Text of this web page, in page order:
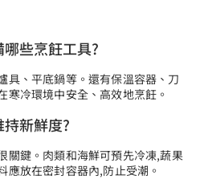
些烹飪工具?
具、平底鍋等。還有保溫容器、刀
寒冷環境中安全、高效地烹飪。
新鮮度?
關鍵。肉類和海鮮可預先冷凍,蔬果
應放在密封容器內,防止受潮。